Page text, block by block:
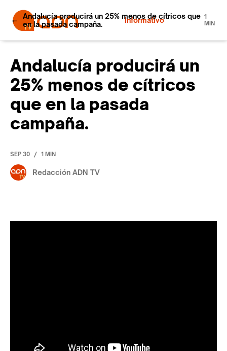
Informativo
Andalucía producirá un 25% menos de cítricos que
en la pasada campaña.
1
MIN
Andalucía producirá un
25% menos de cítricos
que en la pasada
campaña.
SEP 30 / 1 MIN
Redacción ADN TV